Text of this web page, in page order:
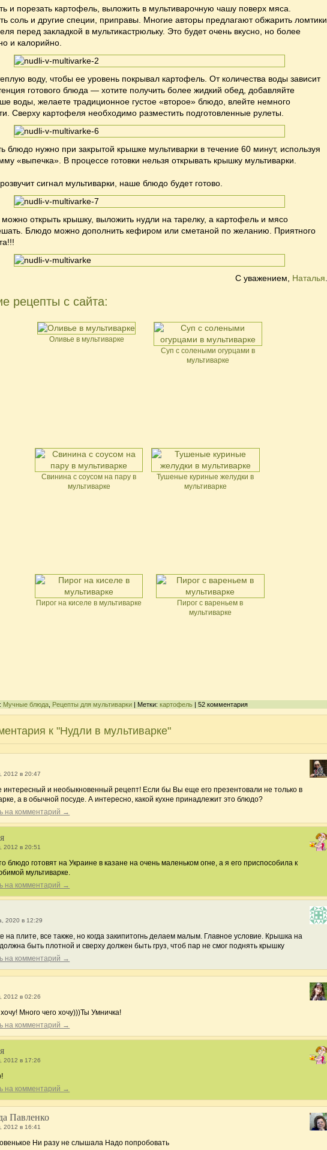
и порезать картофель, выложить в мультиварочную чашу поверх мяса.
соль и другие специи, приправы. Многие авторы предлагают обжарить ломтики
перед закладкой в мультикастрюльку. Это будет очень вкусно, но более
и калорийно.
воду, чтобы ее уровень покрывал картофель. От количества воды зависит
готового блюда — хотите получить более жидкий обед, добавляйте
воды, желаете традиционное густое «второе» блюдо, влейте немного
Сверху картофеля необходимо разместить подготовленные рулеты.
блюдо нужно при закрытой крышке мультиварки в течение 60 минут, используя
«выпечка». В процессе готовки нельзя открывать крышку мультиварки.
сигнал мультиварки, наше блюдо будет готово.
открыть крышку, выложить нудли на тарелку, а картофель и мясо
Блюдо можно дополнить кефиром или сметаной по желанию. Приятного
С уважением, Наталья
рецепты с сайта:
Оливье в мультиварке
Суп с солеными огурцами в
мультиварке
Свинина с соусом на пару в
мультиварке
Тушеные куриные желудки в
мультиварке
Пирог на киселе в мультиварке
Пирог с вареньем в
мультиварке
Мучные блюда Рецепты для мультиварки | Метки:картофель | 52 комментария
к "Нудли в мультиварке"
2012 в 20:47
интересный и необыкновенный рецепт! Если бы Вы еще его презентовали не только в
а в обычной посуде. А интересно, какой кухне принадлежит это блюдо?
на комментарий →
2012 в 20:51
блюдо готовят на Украине в казане на очень маленьком огне, а я его приспособила к
мультиварке.
на комментарий →
2020 в 12:29
на плите, все также, но когда закипитогнь делаем малым. Главное условие. Крышка на
быть плотной и сверху должен быть груз, чтоб пар не смог поднять крышку
на комментарий →
2012 в 02:26
Много чего хочу)))Ты Умничка!
на комментарий →
2012 в 17:26
на комментарий →
Павленко
2012 в 16:41
Ни разу не слышала Надо попробовать